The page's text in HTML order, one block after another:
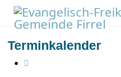
Terminkalender